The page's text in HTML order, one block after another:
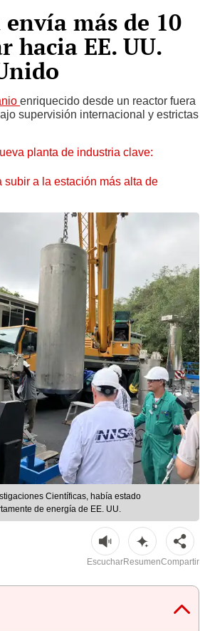
más de 10
EE. UU.
enriquecido desde un reactor fuera
supervisión internacional y estrictas
planta de industria clave:
a la estación más alta de
Científicas, había estado
de energía de EE. UU.
EscucharResumenCompartir